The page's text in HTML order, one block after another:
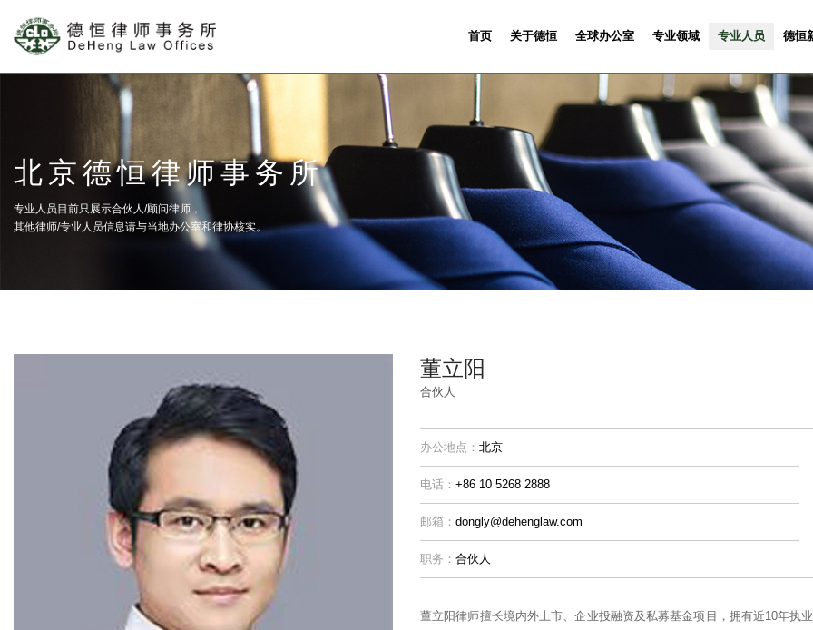
首页 关于德恒 全球办公室 专业领域 专业人员 德恒
北京德恒律师事务所
专业人员目前只展示合伙人/顾问律师，
其他律师/专业人员信息请与当地办公室和律协核实。
董立阳
合伙人
办公地点： 北京
电话： +86 10 5268 2888
邮箱： dongly@dehenglaw.com
职务： 合伙人
董立阳律师擅长境内外上市、企业投融资及私募基金项目，拥有近10年